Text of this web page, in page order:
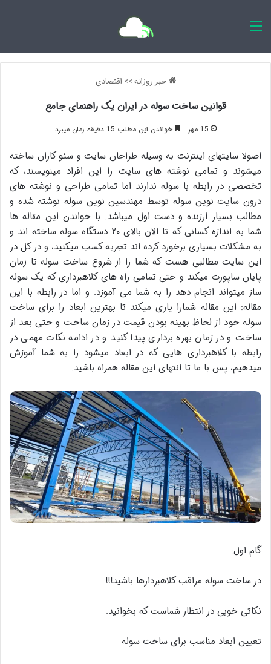
خبر روزانه>> اقتصادی
قوانین ساخت سوله در ایران یک راهنمای جامع
15 مهر خواندن این مطلب 15 دقیقه زمان میبرد
اصولا سایتهای اینترنت به وسیله طراحان سایت و سئو کاران ساخته
میشوند و تمامی نوشته های سایت را این افراد مینویسند، که
تخصصی در رابطه با سوله ندارند اما تمامی طراحی و نوشته های
درون سایت نوین سوله توسط مهندسین نوین سوله نوشته شده و
مطالب بسیار ارزنده و دست اول میباشد. با خواندن این مقاله ها
شما به اندازه کسانی که تا الان بالای ۲۰ دستگاه سوله ساخته اند و
به مشکلات بسیاری برخورد کرده اند تجربه کسب میکنید، و در کل در
این سایت مطالبی هست که شما را از شروع ساخت سوله تا زمان
پایان ساپورت میکند و حتی تمامی راه های کلاهبرداری که یک سوله
ساز میتواند انجام دهد را به شما می آموزد. و اما در رابطه با این
مقاله: این مقاله شمارا یاری میکند تا بهترین ابعاد را برای ساخت
سوله خود از لحاظ بهینه بودن قیمت در زمان ساخت و حتی بعد از
ساخت و در زمان بهره برداری پیدا کنید و در ادامه نکات مهمی در
رابطه با کلاهبرداری هایی که در ابعاد میشود را به شما آموزش
میدهیم، پس با ما تا انتهای این مقاله همراه باشید.
گام اول:
در ساخت سوله مراقب کلاهبردارها باشید!!!
نکاتی خوبی در انتظار شماست که بخوانید.
تعیین ابعاد مناسب برای ساخت سوله